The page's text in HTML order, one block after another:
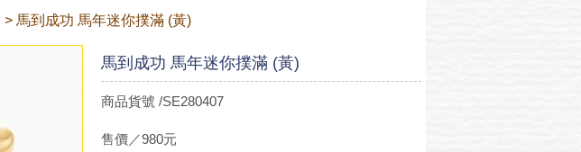
> 馬到成功 馬年迷你撲滿 (黃)
馬到成功 馬年迷你撲滿 (黃)
商品貨號 /SE280407
售價／980元